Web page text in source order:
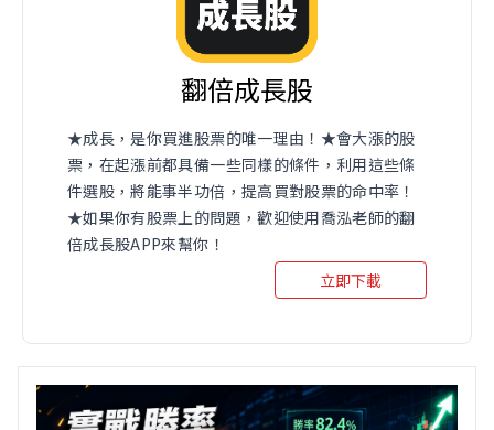
翻倍成長股
★成長，是你買進股票的唯一理由！★會大漲的股
票，在起漲前都具備一些同樣的條件，利用這些條
件選股，將能事半功倍，提高買對股票的命中率！
★如果你有股票上的問題，歡迎使用喬泓老師的翻
倍成長股APP來幫你！
立即下載